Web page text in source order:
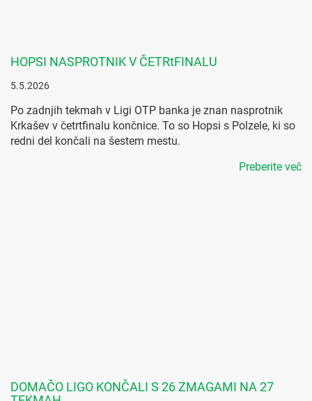
HOPSI NASPROTNIK V ČETRtFINALU
5.5.2026
Po zadnjih tekmah v Ligi OTP banka je znan nasprotnik
Krkašev v četrtfinalu končnice. To so Hopsi s Polzele, ki so
redni del končali na šestem mestu.
Preberite več
DOMAČO LIGO KONČALI S 26 ZMAGAMI NA 27